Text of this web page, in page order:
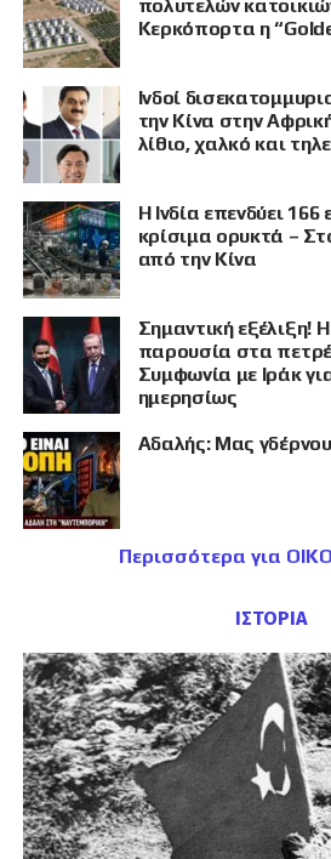
πολυτελών
Κερκόπορτα η
Ινδοί
την Κίνα στην
λίθιο, χαλκό και
Η Ινδία επενδύει
κρίσιμα ορυκτά –
από την Κίνα
Σημαντική εξέλιξη!
παρουσία στα
Συμφωνία με Ιράκ
ημερησίως
Αδαλής: Μας
Περισσότερα για
ΙΣΤΟΡΙΑ